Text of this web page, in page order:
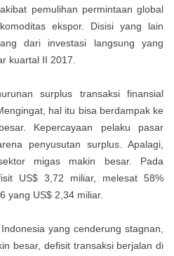
pemulihan permintaan global
ekspor. Disisi yang lain
dari investasi langsung yang
kuartal II 2017.
surplus transaksi finansial
hal itu bisa berdampak ke
Kepercayaan pelaku pasar
penyusutan surplus. Apalagi,
migas makin besar. Pada
US$ 3,72 miliar, melesat 58%
yang US$ 2,34 miliar.
yang cenderung stagnan,
besar, defisit transaksi berjalan di